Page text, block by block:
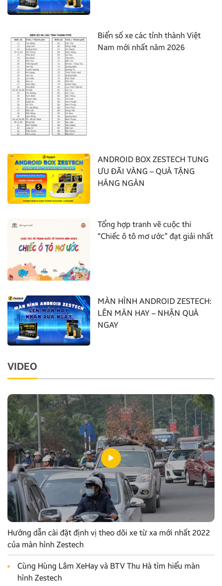
Biển số xe các tỉnh thành Việt
Nam mới nhất năm 2026
ANDROID BOX ZESTECH TUNG
ƯU ĐÃI VÀNG – QUÀ TẶNG
HÀNG NGÀN
Tổng hợp tranh vẽ cuộc thi
“Chiếc ô tô mơ ước” đạt giải nhất
MÀN HÌNH ANDROID ZESTECH:
LÊN MÀN HAY – NHẬN QUÀ
NGAY
VIDEO
Hướng dẫn cài đặt định vị theo dõi xe từ xa mới nhất 2022
của màn hình Zestech
Cùng Hùng Lâm XeHay và BTV Thu Hà tìm hiểu màn
hình Zestech